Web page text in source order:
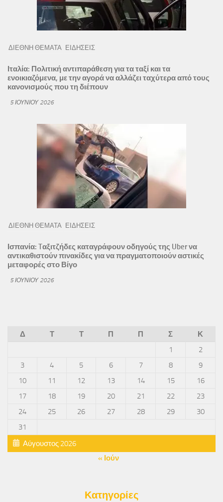
ΔΙΕΘΝΗ ΘΕΜΑΤΑ ΕΙΔΗΣΕΙΣ
Ιταλία: Πολιτική αντιπαράθεση για τα ταξί και τα
ενοικιαζόμενα, με την αγορά να αλλάζει ταχύτερα από τους
κανονισμούς που τη διέπουν
5 ΙΟΥΝΊΟΥ 2026
ΔΙΕΘΝΗ ΘΕΜΑΤΑ ΕΙΔΗΣΕΙΣ
Ισπανία: Tαξιτζήδες καταγράφουν οδηγούς της Uber να
αντικαθιστούν πινακίδες για να πραγματοποιούν αστικές
μεταφορές στο Βίγο
5 ΙΟΥΝΊΟΥ 2026
Αύγουστος 2026
Δ Τ Τ Π Π Σ
Κ
1
2
3
4 5 6 7 8
9
10
11 12 13 14 15
16
17
18 19 20 21 22
23
24
25 26 27 28 29
30
31
« Ιούν
Κατηγορίες